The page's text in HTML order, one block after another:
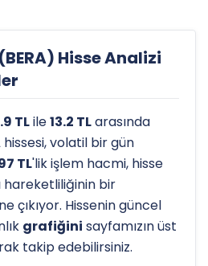
Hisse Analizi
TLile13.2 TLarasında
hissesi, volatil bir gün
TL'lik işlem hacmi, hisse
hareketliliğinin bir
çıkıyor. Hissenin güncel
grafiğini sayfamızın üst
takip edebilirsiniz.